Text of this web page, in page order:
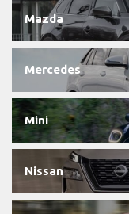
Mazda
Mercedes
Mini
Nissan